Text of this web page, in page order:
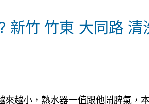
新竹 竹東 大同路 清
越小，熱水器一值跟他鬧脾氣